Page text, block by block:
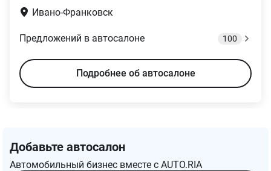
Ивано-Франковск
Предложений в автосалоне 100
Подробнее об автосалоне
Добавьте автосалон
Автомобильный бизнес вместе с AUTO.RIA